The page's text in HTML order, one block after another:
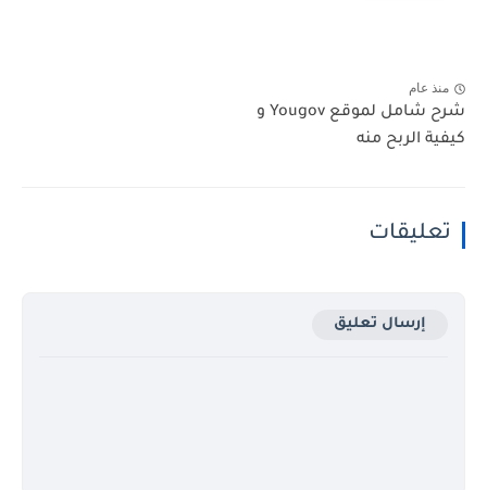
منذ عام
شرح شامل لموقع Yougov و
كيفية الربح منه
تعليقات
إرسال تعليق